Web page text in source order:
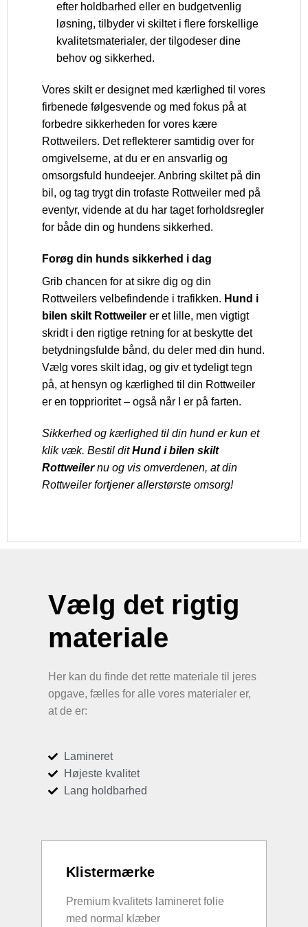
efter holdbarhed eller en budgetvenlig
løsning, tilbyder vi skiltet i flere forskellige
kvalitetsmaterialer, der tilgodeser dine
behov og sikkerhed.
Vores skilt er designet med kærlighed til vores
firbenede følgesvende og med fokus på at
forbedre sikkerheden for vores kære
Rottweilers. Det reflekterer samtidig over for
omgivelserne, at du er en ansvarlig og
omsorgsfuld hundeejer. Anbring skiltet på din
bil, og tag trygt din trofaste Rottweiler med på
eventyr, vidende at du har taget forholdsregler
for både din og hundens sikkerhed.
Forøg din hunds sikkerhed i dag
Grib chancen for at sikre dig og din
Rottweilers velbefindende i trafikken. Hund i
bilen skilt Rottweiler er et lille, men vigtigt
skridt i den rigtige retning for at beskytte det
betydningsfulde bånd, du deler med din hund.
Vælg vores skilt idag, og giv et tydeligt tegn
på, at hensyn og kærlighed til din Rottweiler
er en topprioritet – også når I er på farten.
Sikkerhed og kærlighed til din hund er kun et
klik væk. Bestil ditHund i bilen skilt
Rottweilernu og vis omverdenen, at din
Rottweiler fortjener allerstørste omsorg!
Vælg det rigtig
materiale
Her kan du finde det rette materiale til jeres
opgave, fælles for alle vores materialer er,
at de er:
Lamineret
Højeste kvalitet
Lang holdbarhed
Klistermærke
Premium kvalitets lamineret folie
med normal klæber